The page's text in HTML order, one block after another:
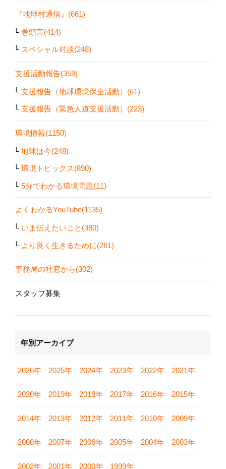
『地球村通信』(661)
巻頭言(414)
スペシャル対談(248)
支援活動報告(359)
支援報告（地球環境保全活動）(61)
支援報告（緊急人道支援活動）(223)
環境情報(1150)
地球は今(248)
環境トピックス(890)
5分でわかる環境問題(11)
よくわかるYouTube(1135)
いま伝えたいこと(380)
より良く生きるために(261)
事務局の社窓から(302)
スタッフ募集
年別アーカイブ
2026年 2025年 2024年 2023年 2022年 2021年
2020年 2019年 2018年 2017年 2016年 2015年
2014年 2013年 2012年 2011年 2010年 2009年
2008年 2007年 2006年 2005年 2004年 2003年
2002年 2001年 2000年 1999年